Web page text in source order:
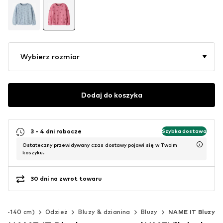
Wybierz rozmiar
Dodaj do koszyka
3 - 4 dni robocze Szybka dostawa
Ostateczny przewidywany czas dostawy pojawi się w Twoim
koszyku.
30 dni na zwrot towaru
140 cm) Odzież Bluzy & dzianina Bluzy NAME IT Bluzy